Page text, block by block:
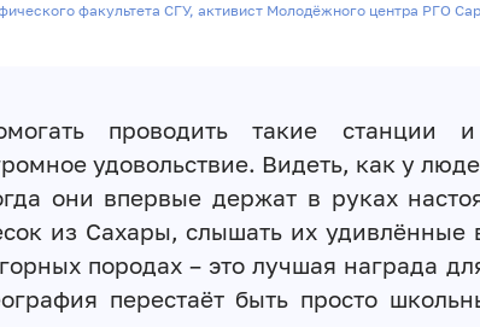
факультета СГУ, активист Молодёжного центра РГО
проводить такие станции
удовольствие. Видеть, как у
они впервые держат в руках
из Сахары, слышать их удивлённые
породах – это лучшая награда
перестаёт быть просто